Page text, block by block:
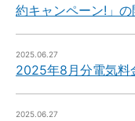
約キャンペーン!」
2025.06.27
2025年8月分電気料
2025.06.27